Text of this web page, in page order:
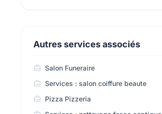
Autres services associés
Salon Funeraire
Services : salon coiffure beaute
Pizza Pizzeria